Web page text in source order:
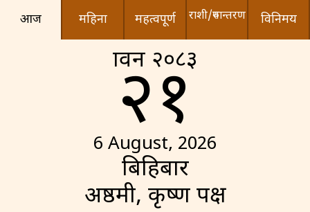
आज महिना महत्वपूर्ण राशी/रुपान्तरण विनिमय
श्रावन २०८३
२१
6 August, 2026
बिहिबार
अष्ठमी, कृष्ण पक्ष